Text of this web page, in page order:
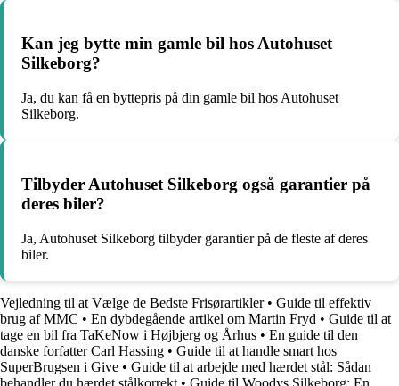
Kan jeg bytte min gamle bil hos Autohuset
Silkeborg?
Ja, du kan få en byttepris på din gamle bil hos Autohuset
Silkeborg.
Tilbyder Autohuset Silkeborg også garantier på
deres biler?
Ja, Autohuset Silkeborg tilbyder garantier på de fleste af deres
biler.
Vejledning til at Vælge de Bedste Frisørartikler• Guide til effektiv
brug af MMC • En dybdegående artikel om Martin Fryd • Guide til at
tage en bil fra TaKeNow i Højbjerg og Århus • En guide til den
danske forfatter Carl Hassing • Guide til at handle smart hos
SuperBrugsen i Give • Guide til at arbejde med hærdet stål: Sådan
behandler du hærdet stålkorrekt • Guide til Woodys Silkeborg: En